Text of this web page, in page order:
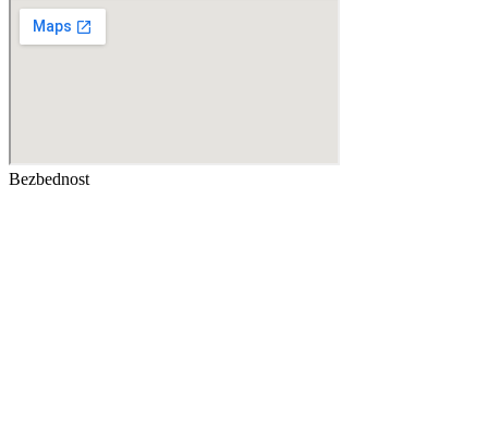
Bezbednost